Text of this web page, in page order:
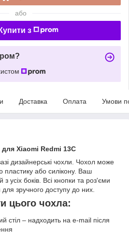
або
Купити з
Доставка Оплата Умови
Xiaomi Redmi 13C
дизайнерські чохли. Чохол може
пластику або силікону. Ваш
усіх боків. Всі кнопки та роз'єми
зручного доступу до них.
цього чохла:
стіл – надходить на e-mail після